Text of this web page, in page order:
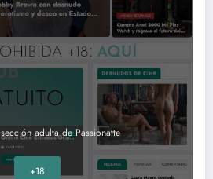
adulta de Passionatte
+18